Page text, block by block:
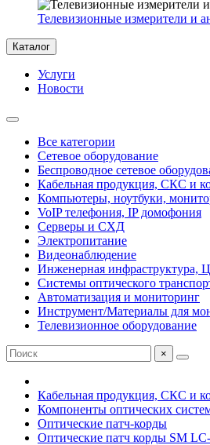
Телевизионные измерители и
Каталог
Услуги
Новости
Все категории
Сетевое оборудование
Беспроводное сетевое
Кабельная продукция, СКС и
Компьютеры, ноутбуки,
VoIP телефония, IP домофония
Серверы и СХД
Электропитание
Видеонаблюдение
Инженерная инфраструктура,
Системы оптического
Автоматизация и мониторинг
Инструмент/Материалы для
Телевизионное оборудование
×
Кабельная продукция, СКС и
Компоненты оптических
Оптические патч-корды
Оптические патч корды SM